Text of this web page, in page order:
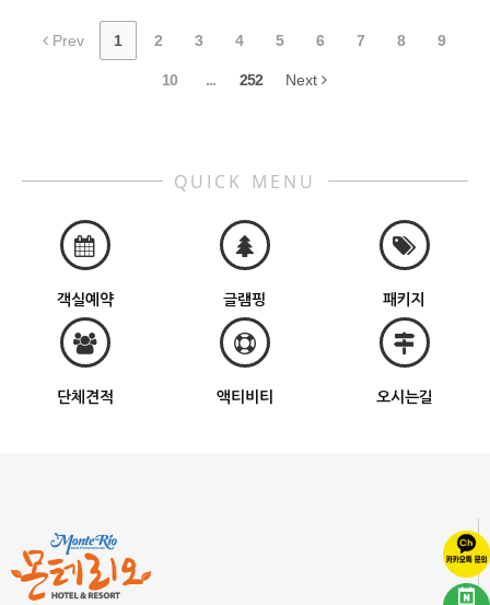
Prev 1 2 3 4 5 6 7 8 9
10 ... 252 Next
QUICK MENU
객실예약 글램핑 패키지
단체견적 액티비티 오시는길